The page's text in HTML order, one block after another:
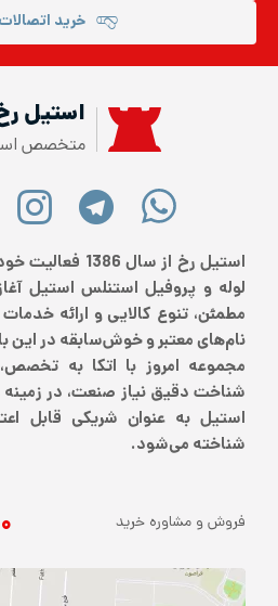
خرید
استیل
متخصص
استیل رخ از سال
لوله و پروفیل استنلس استیل
مطمئن، تنوع کالایی و ارائه
نام‌های معتبر و خوش‌سابقه در این
مجموعه امروز با اتکا به
شناخت دقیق نیاز صنعت، در
استیل به عنوان شریکی قابل
شناخته می‌شود.
فروش و مشاوره خرید